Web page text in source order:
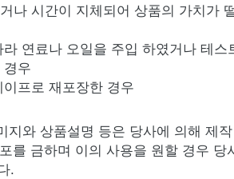
나 시간이 지체되어 상품의 가치가
연료나 오일을 주입 하였거나 테스
경우
프로 재포장한 경우
지와 상품설명 등은 당사에 의해 제
를 금하며 이의 사용을 원할 경우 당
.